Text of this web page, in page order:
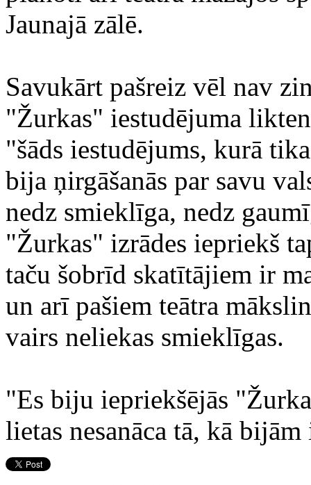
Jaunajā zālē.
Savukārt pašreiz vēl nav
"Žurkas" iestudējuma
"šāds iestudējums, kurā
bija ņirgāšanās par savu
nedz smieklīga, nedz
"Žurkas" izrādes iepriekš
taču šobrīd skatītājiem ir
un arī pašiem teātra
vairs neliekas smieklīgas.
"Es biju iepriekšējās
lietas nesanāca tā, kā